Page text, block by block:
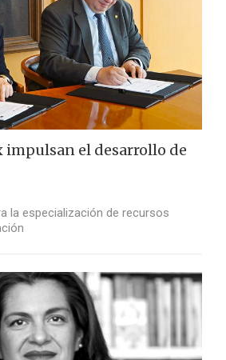
impulsan el desarrollo de
la especialización de recursos